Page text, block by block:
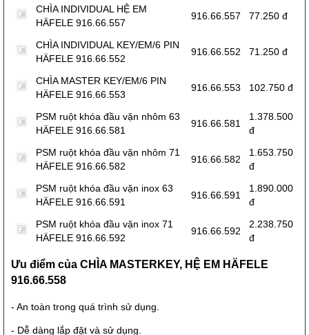
CHÌA INDIVIDUAL HỆ EM
HÄFELE 916.66.557
916.66.557 77.250 đ
CHÌA INDIVIDUAL KEY/EM/6 PIN
HÄFELE 916.66.552
916.66.552 71.250 đ
CHÌA MASTER KEY/EM/6 PIN
HÄFELE 916.66.553
916.66.553 102.750 đ
PSM ruột khóa đầu vặn nhôm 63
HÄFELE 916.66.581
916.66.581
1.378.500
đ
PSM ruột khóa đầu vặn nhôm 71
HÄFELE 916.66.582
916.66.582
1.653.750
đ
PSM ruột khóa đầu vặn inox 63
HÄFELE 916.66.591
916.66.591
1.890.000
đ
PSM ruột khóa đầu vặn inox 71
HÄFELE 916.66.592
916.66.592
2.238.750
đ
Ưu điểm của CHÌA MASTERKEY, HỆ EM HÄFELE
916.66.558
- An toàn trong quá trình sử dụng.
- Dễ dàng lắp đặt và sử dụng.